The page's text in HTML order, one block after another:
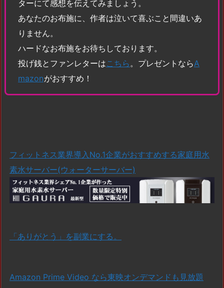
ターにて感想を伝えてみましょう。
あなたのお布施に、作者は泣いて喜ぶこと間違いあ
りません。
ハードなお布施をお待ちしております。
投げ銭とファンレターはこちら。プレゼントならA
mazonがおすすめ！
フィットネス業界導入No.1企業がおすすめする家庭用水
素水サーバー(ウォーターサーバー)
「ありがとう」を副業にする。
Amazon Prime Video なら東映オンデマンドも見放題